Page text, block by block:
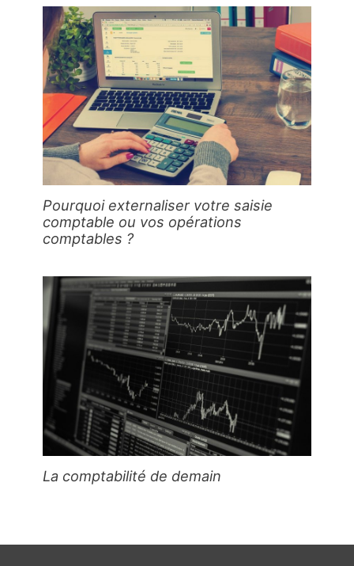
Pourquoi externaliser votre saisie
comptable ou vos opérations
comptables ?
La comptabilité de demain